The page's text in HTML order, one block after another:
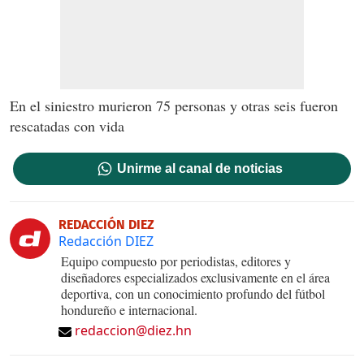
En el siniestro murieron 75 personas y otras seis fueron
rescatadas con vida
Unirme al canal de noticias
REDACCIÓN DIEZ
Redacción DIEZ
Equipo compuesto por periodistas, editores y
diseñadores especializados exclusivamente en el área
deportiva, con un conocimiento profundo del fútbol
hondureño e internacional.
redaccion@diez.hn